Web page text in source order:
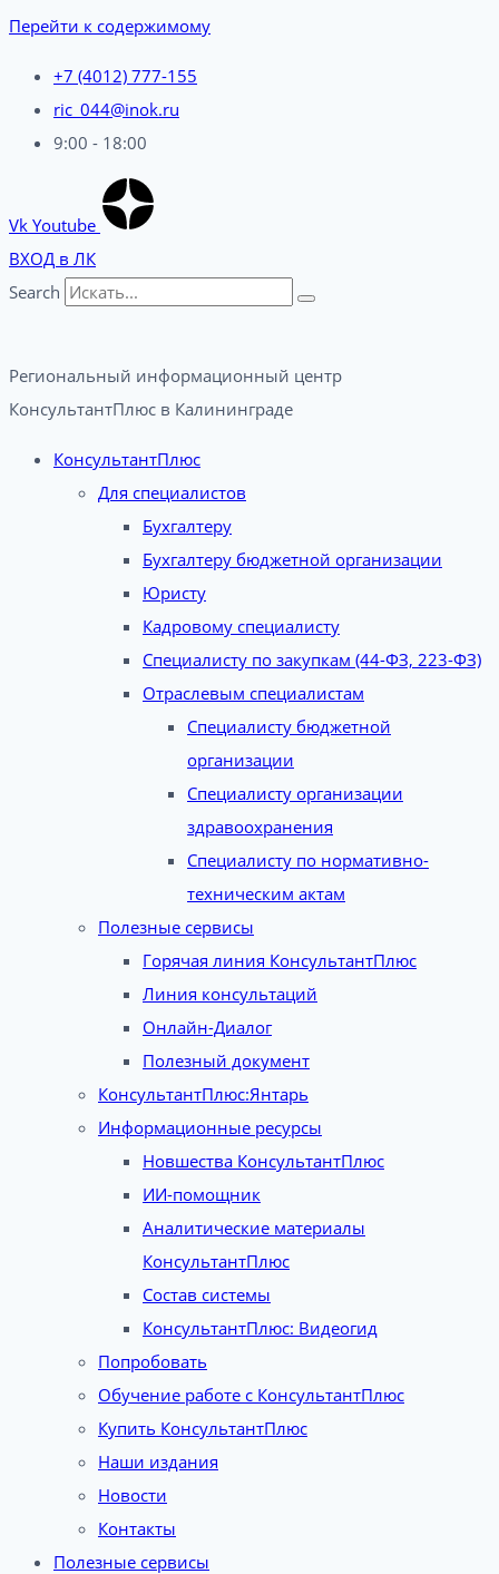
Перейти к содержимому
+7 (4012) 777-155
ric_044@inok.ru
9:00 - 18:00
Vk Youtube
ВХОД в ЛК
Search
Региональный информационный центр
КонсультантПлюс в Калининграде​
КонсультантПлюс
Для специалистов
Бухгалтеру
Бухгалтеру бюджетной организации
Юристу
Кадровому специалисту
Специалисту по закупкам (44-ФЗ, 223-ФЗ)
Отраслевым специалистам
Специалисту бюджетной
организации
Специалисту организации
здравоохранения
Специалисту по нормативно-
техническим актам
Полезные сервисы
Горячая линия КонсультантПлюс
Линия консультаций
Онлайн-Диалог
Полезный документ
КонсультантПлюс:Янтарь
Информационные ресурсы
Новшества КонсультантПлюс
ИИ-помощник
Аналитические материалы
КонсультантПлюс
Состав системы
КонсультантПлюс: Видеогид
Попробовать
Обучение работе с КонсультантПлюс
Купить КонсультантПлюс
Наши издания
Новости
Контакты
Полезные сервисы